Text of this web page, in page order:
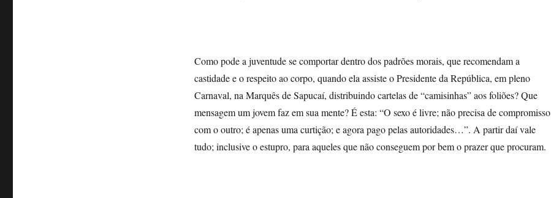
Como pode a juventude se comportar dentro dos padrões morais, que recomendam a
castidade e o respeito ao corpo, quando ela assiste o Presidente da República, em pleno
Carnaval, na Marquês de Sapucaí, distribuindo cartelas de “camisinhas” aos foliões? Que
mensagem um jovem faz em sua mente? É esta: “O sexo é livre; não precisa de compromisso
com o outro; é apenas uma curtição; e agora pago pelas autoridades…”. A partir daí vale
tudo; inclusive o estupro, para aqueles que não conseguem por bem o prazer que procuram.